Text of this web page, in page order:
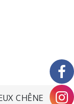
CHÊNE